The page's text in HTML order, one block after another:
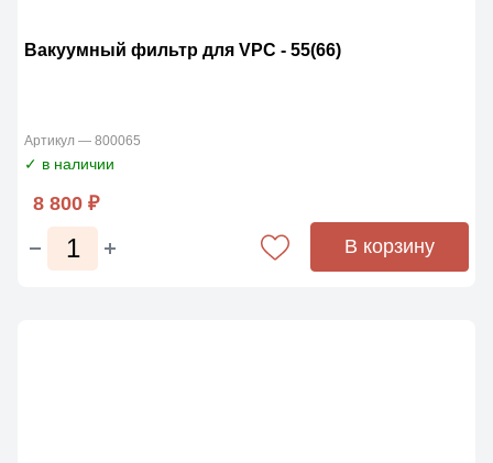
Вакуумный фильтр для VPC - 55(66)
Артикул — 800065
✓ в наличии
8 800 ₽
В корзину